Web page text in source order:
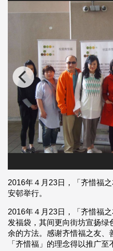
2016年４月23日，「齐惜福
安邨举行。
2016年４月23日，「齐惜福
发福袋，其间更向街坊宣扬
余的方法。感谢齐惜福之友、
「齐惜福」的理念得以推广至